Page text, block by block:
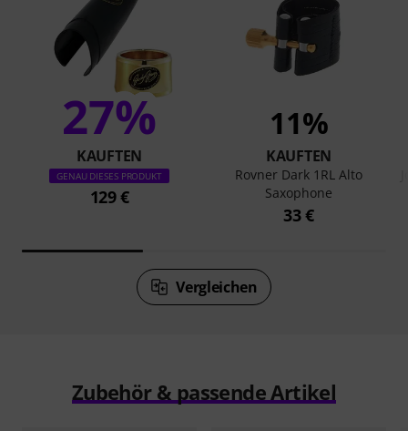
27%
KAUFTEN
GENAU DIESES PRODUKT
129 €
11%
KAUFTEN
Rovner Dark 1RL Alto
Saxophone
33 €
Vergleichen
Zubehör & passende Artikel